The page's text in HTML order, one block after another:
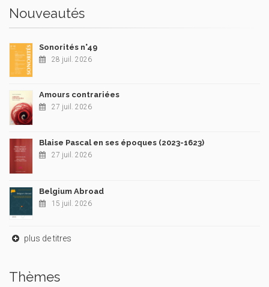
Nouveautés
Sonorités n°49
28 juil. 2026
Amours contrariées
27 juil. 2026
Blaise Pascal en ses époques (2023-1623)
27 juil. 2026
Belgium Abroad
15 juil. 2026
plus de titres
Thèmes